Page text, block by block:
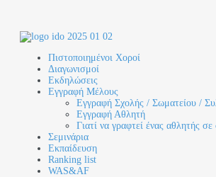
Πιστοποιημένοι Χοροί
Διαγωνισμοί
Εκδηλώσεις
Εγγραφή Μέλους
Εγγραφή Σχολής / Σωματείου /
Εγγραφή Αθλητή
Γιατί να γραφτεί ένας αθλητής
Σεμινάρια
Εκπαίδευση
Ranking list
WAS&AF